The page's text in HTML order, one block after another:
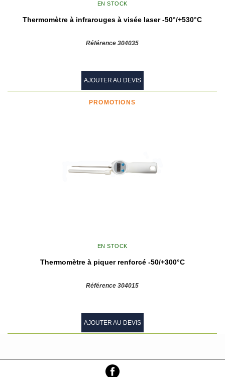
EN STOCK
Thermomètre à infrarouges à visée laser -50°/+530°C
Référence 304035
AJOUTER AU DEVIS
PROMOTIONS
EN STOCK
Thermomètre à piquer renforcé -50/+300°C
Référence 304015
AJOUTER AU DEVIS